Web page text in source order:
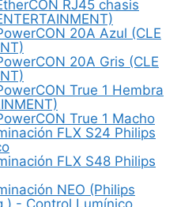
RJ45 chasis
20A Azul (CLE
20A Gris (CLE
True 1 Hembra
True 1 Macho
FLX S24 Philips
FLX S48 Philips
NEO (Philips
) - Control Lumínico